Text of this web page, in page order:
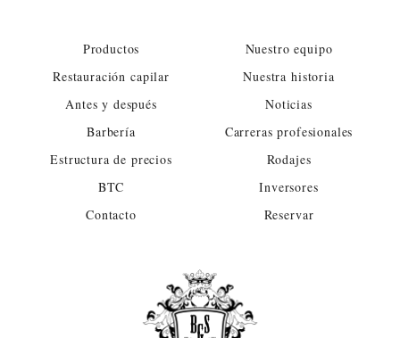
Productos
Restauración capilar
Antes y después
Barbería
Estructura de precios
BTC
Contacto
Nuestro equipo
Nuestra historia
Noticias
Carreras profesionales
Rodajes
Inversores
Reservar